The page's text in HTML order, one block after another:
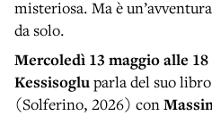
misteriosa. Ma è
da solo.
Mercoledì 13 maggioalle
Kessisogluparla del suo libro
(Solferino, 2026) con